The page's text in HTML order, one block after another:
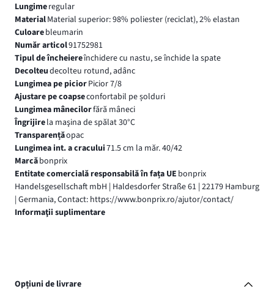
Lungimeregular
MaterialMaterial superior: 98% poliester (reciclat), 2% elastan
Culoarebleumarin
Număr articol91752981
Tipul de încheiereînchidere cu nastu, se închide la spate
Decolteudecolteu rotund, adânc
Lungimea pe piciorPicior 7/8
Ajustare pe coapseconfortabil pe șolduri
Lungimea mânecilorfără mâneci
Îngrijirela maşina de spălat 30°C
Transparențăopac
Lungimea int. a cracului71.5 cm la măr. 40/42
Marcăbonprix
Entitate comercială responsabilă în fața UE bonprix
Handelsgesellschaft mbH | Haldesdorfer Straße 61 | 22179 Hamburg
| Germania, Contact: https://www.bonprix.ro/ajutor/contact/
Informaţii suplimentare
Opțiuni de livrare